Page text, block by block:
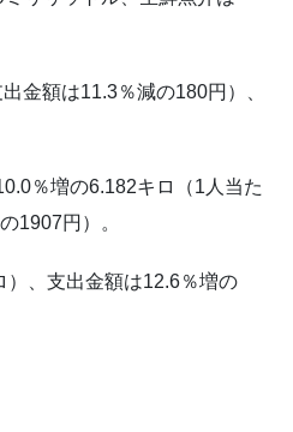
金額は11.3％減の180円）、
％増の6.182キロ（1人当た
1907円）。
、支出金額は12.6％増の